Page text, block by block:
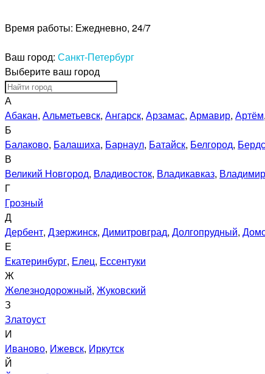
Время работы: Ежедневно, 24/7
Ваш город: Санкт-Петербург
Выберите ваш город
А
Абакан, Альметьевск, Ангарск, Арзамас, Армавир, Артём,
Б
Балаково, Балашиха, Барнаул, Батайск, Белгород,
В
Великий Новгород, Владивосток, Владикавказ, Владимир
Г
Грозный
Д
Дербент, Дзержинск, Димитровград, Долгопрудный,
Е
Екатеринбург, Елец, Ессентуки
Ж
Железнодорожный, Жуковский
З
Златоуст
И
Иваново, Ижевск, Иркутск
Й